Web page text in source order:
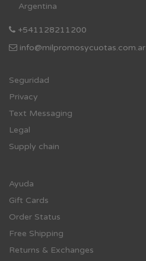
Argentina
+541128211200
info@milpromosycuotas.com.ar
Seguridad
Privacy
Text Messaging
Legal
Supply chain
Ayuda
Gift Cards
Order Status
Free Shipping
Returns & Exchanges